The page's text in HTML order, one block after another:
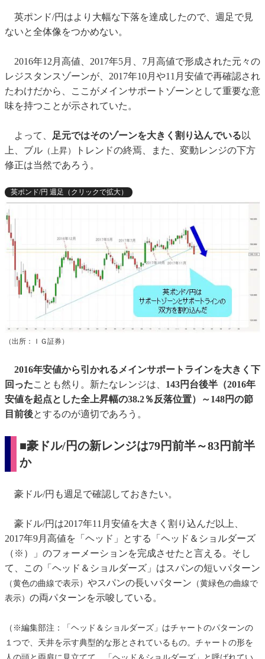
英ポンド/円はより大幅な下落を達成したので、週足で見
ないと全体像をつかめない。
2016年12月高値、2017年5月、7月高値で形成された元々の
レジスタンスゾーンが、2017年10月や11月安値で再確認され
たわけだから、ここがメインサポートゾーンとして重要な意
味を持つことが示されていた。
よって、 足元ではそのゾーンを大きく割り込んでいる 以
上、ブル （上昇）
トレンドの終焉、また、変動レンジの下方
修正は当然であろう。
英ポンド/円 週足（クリックで拡大）
（出所：ＩＧ証券）
2016年安値から引かれるメインサポートラインを大きく下
回ったことも然り。新たなレンジは、 143円台後半（2016年
安値を起点とした全上昇幅の38.2％反落位置）～148円の節
目前後とするのが適切であろう。
■豪ドル/円の新レンジは79円前半～83円前半
か
豪ドル/円も週足で確認しておきたい。
豪ドル/円は2017年11月安値を大きく割り込んだ以上、
2017年9月高値を「ヘッド」とする「ヘッド＆ショルダーズ
（※）」のフォーメーションを完成させたと言える。そし
て、この「ヘッド＆ショルダーズ」はスパンの短いパターン
（黄色の曲線で表示） やスパンの長いパターン （黄緑色の曲線で
表示） の両パターンを示唆している。
（※編集部注：「ヘッド＆ショルダーズ」はチャートのパターンの
１つで、天井を示す典型的な形とされているもの。チャートの形を